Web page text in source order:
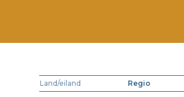
Land/eiland Regio